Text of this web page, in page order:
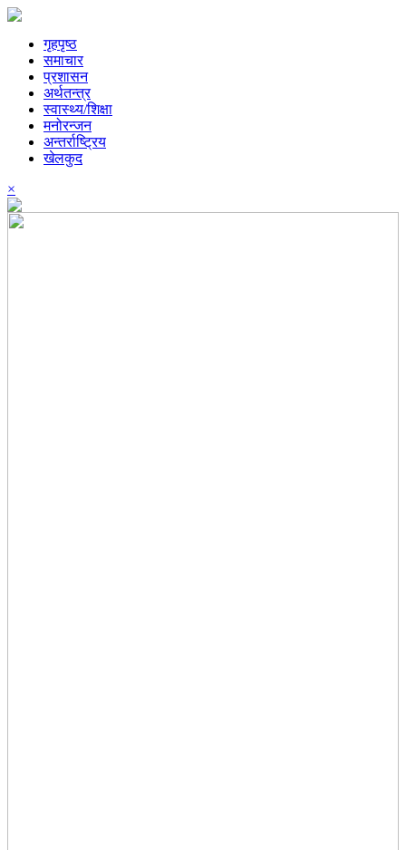
गृहपृष्ठ
समाचार
प्रशासन
अर्थतन्त्र
स्वास्थ्य/शिक्षा
मनोरन्जन
अन्तर्राष्ट्रिय
खेलकुद
×